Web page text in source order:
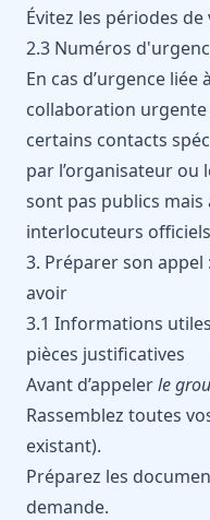
Évitez les périodes
2.3 Numéros
En cas d’urgence
collaboration urgente
certains contacts
par l’organisateur ou
sont pas publics mais
interlocuteurs
3. Préparer son
avoir
3.1 Informations
pièces justificatives
Avant d’appelerle
Rassemblez toutes
existant).
Préparez les
demande.